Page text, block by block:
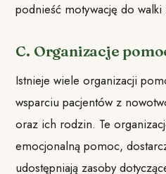
podnieść motywację do
C. Organizacje
Istnieje wiele organizacji
wsparciu pacjentów z
oraz ich rodzin. Te
emocjonalną pomoc,
udostępniają zasoby